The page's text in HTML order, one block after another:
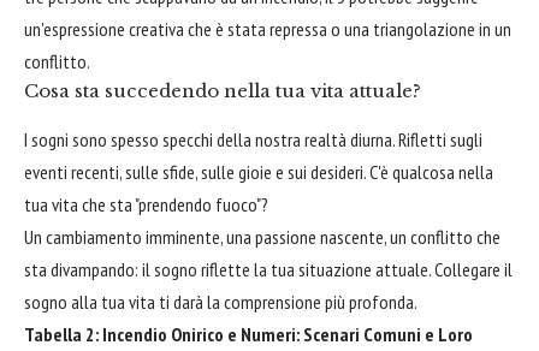
un'espressione creativa che è stata repressa o una triangolazione in un
conflitto.
Cosa sta succedendo nella tua vita attuale?
I sogni sono spesso specchi della nostra realtà diurna. Rifletti sugli
eventi recenti, sulle sfide, sulle gioie e sui desideri. C'è qualcosa nella
tua vita che sta "prendendo fuoco"?
Un cambiamento imminente, una passione nascente, un conflitto che
sta divampando: il sogno riflette la tua situazione attuale. Collegare il
sogno alla tua vita ti darà la comprensione più profonda.
Tabella 2: Incendio Onirico e Numeri: Scenari Comuni e Loro